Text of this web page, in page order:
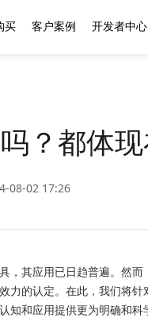
买 客户案例 开发者中心
？都体
08-02 17:26
，其应用已日趋普遍。然
的认定。在此，我们将针
和应用提供更为明确和科